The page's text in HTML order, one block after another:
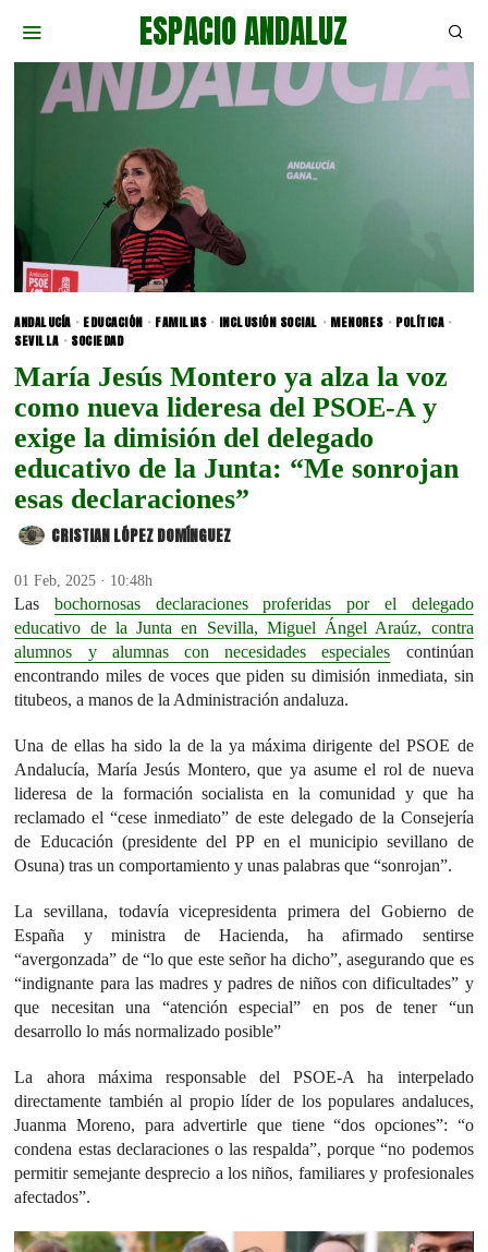
ESPACIO ANDALUZ
ANDALUCÍA · EDUCACIÓN · FAMILIAS · INCLUSIÓN SOCIAL · MENORES · POLÍTICA ·
SEVILLA · SOCIEDAD
María Jesús Montero ya alza la voz
como nueva lideresa del PSOE-A y
exige la dimisión del delegado
educativo de la Junta: “Me sonrojan
esas declaraciones”
CRISTIAN LÓPEZ DOMÍNGUEZ
01 Feb, 2025 · 10:48h
Lasbochornosas declaraciones proferidas por el delegado
educativo de la Junta en Sevilla, Miguel Ángel Araúz, contra
alumnos y alumnas con necesidades especiales continúan
encontrando miles de voces que piden su dimisión inmediata, sin
titubeos, a manos de la Administración andaluza.
Una de ellas ha sido la de la ya máxima dirigente del PSOE de
Andalucía, María Jesús Montero, que ya asume el rol de nueva
lideresa de la formación socialista en la comunidad y que ha
reclamado el “cese inmediato” de este delegado de la Consejería
de Educación (presidente del PP en el municipio sevillano de
Osuna) tras un comportamiento y unas palabras que “sonrojan”.
La sevillana, todavía vicepresidenta primera del Gobierno de
España y ministra de Hacienda, ha afirmado sentirse
“avergonzada” de “lo que este señor ha dicho”, asegurando que es
“indignante para las madres y padres de niños con dificultades” y
que necesitan una “atención especial” en pos de tener “un
desarrollo lo más normalizado posible”
La ahora máxima responsable del PSOE-A ha interpelado
directamente también al propio líder de los populares andaluces,
Juanma Moreno, para advertirle que tiene “dos opciones”: “o
condena estas declaraciones o las respalda”, porque “no podemos
permitir semejante desprecio a los niños, familiares y profesionales
afectados”.
Reproductor